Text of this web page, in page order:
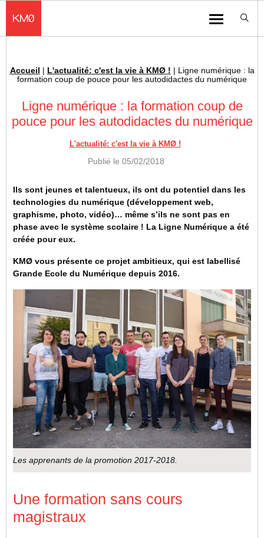
Menu
Fil d'Ariane :
Accueil | L'actualité: c'est la vie à KMØ ! | Ligne numérique : la
formation coup de pouce pour les autodidactes du numérique
Ligne numérique : la formation coup de
pouce pour les autodidactes du numérique
L'actualité: c'est la vie à KMØ !
Publié le 05/02/2018
Ils sont jeunes et talentueux, ils ont du potentiel dans les
technologies du numérique (développement web,
graphisme, photo, vidéo)… même s’ils ne sont pas en
phase avec le système scolaire ! La Ligne Numérique a été
créée pour eux.
KMØ vous présente ce projet ambitieux, qui est labellisé
Grande Ecole du Numérique depuis 2016.
Les apprenants de la promotion 2017-2018.
Une formation sans cours
magistraux